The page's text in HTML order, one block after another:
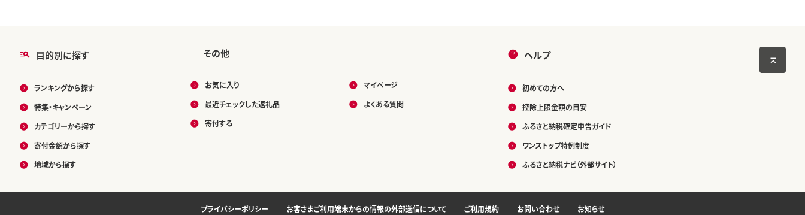
目的別に探す
ランキングから探す
特集・キャンペーン
カテゴリーから探す
寄付金額から探す
地域から探す
その他
お気に入り
最近チェックした返礼品
寄付する
マイページ
よくある質問
ヘルプ
初めての方へ
控除上限金額の目安
ふるさと納税確定申告ガイド
ワンストップ特例制度
ふるさと納税ナビ（外部サイト）
プライバシーポリシー お客さまご利用端末からの情報の外部送信について ご利用規約 お問い合わせ お知らせ